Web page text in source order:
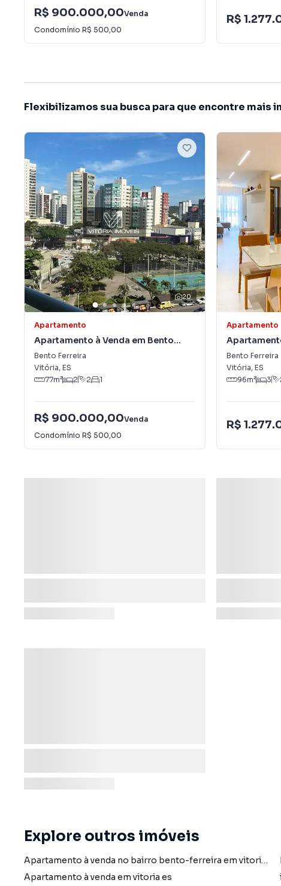
R$ 900.000,00Venda
Condomínio R$ 500,00
R$
Flexibilizamos sua busca para que encontre mais
20
Apartamento
Apartamento à Venda em Bento
Ferreira
Bento Ferreira
Vitória, ES
77m² 2 2 1
R$ 900.000,00Venda
Condomínio R$ 500,00
Apartamento
Ferreira
Bento Ferreira
Vitória, ES
96m² 3
R$
Explore outros imóveis
Apartamento à venda no bairro bento-ferreira em vitoria es com 1 vaga
Apartamento à venda em vitoria es